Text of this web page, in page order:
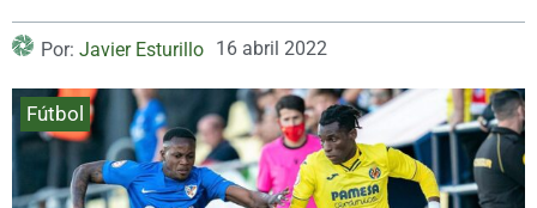
Por: Javier Esturillo 16 abril 2022
Fútbol